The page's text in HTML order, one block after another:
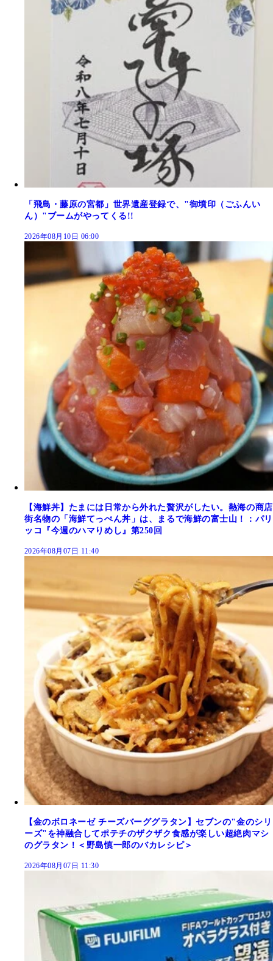
「飛鳥・藤原の宮都」世界遺産登録で、"御墳印（ごふんい
ん）"ブームがやってくる!!
2026年08月10日 06:00
【海鮮丼】たまには日常から外れた贅沢がしたい。熱海の商店
街名物の「海鮮てっぺん丼」は、まるで海鮮の富士山！：パリ
ッコ『今週のハマりめし』第250回
2026年08月07日 11:40
【金のボロネーゼ チーズバーググラタン】セブンの"金のシリ
ーズ"を神融合してポテチのザクザク食感が楽しい超絶肉マシ
のグラタン！＜野島慎一郎のバカレシピ＞
2026年08月07日 11:30